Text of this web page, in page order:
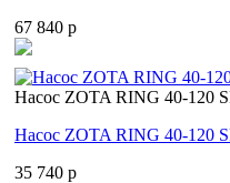
67 840 p
Насос ZOTA RING 40-120
Насос ZOTA RING 40-120
35 740 p